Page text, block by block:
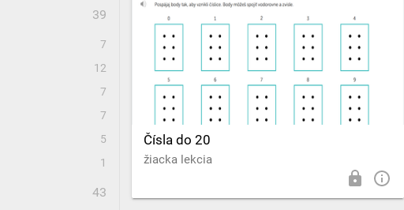
Čísla do 20
žiacka lekcia
39
7
12
7
7
5
1
43